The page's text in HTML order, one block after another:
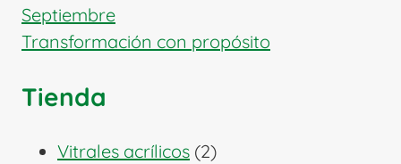
Septiembre
Transformación con propósito
Tienda
Vitrales acrílicos 22